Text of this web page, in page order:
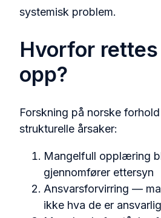
systemisk problem.
Hvorfor
opp?
Forskning på norske
strukturelle årsaker:
Mangelfull opplæring
gjennomfører ettersyn
Ansvarsforvirring —
ikke hva de er